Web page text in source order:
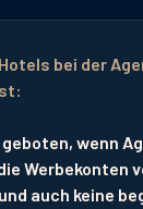
bei der
wenn
Werbekonten
auch keine